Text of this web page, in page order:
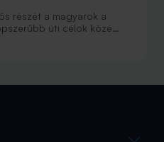
részét a magyarok a
úti célok közé
Görögország tartozik. A
marad.